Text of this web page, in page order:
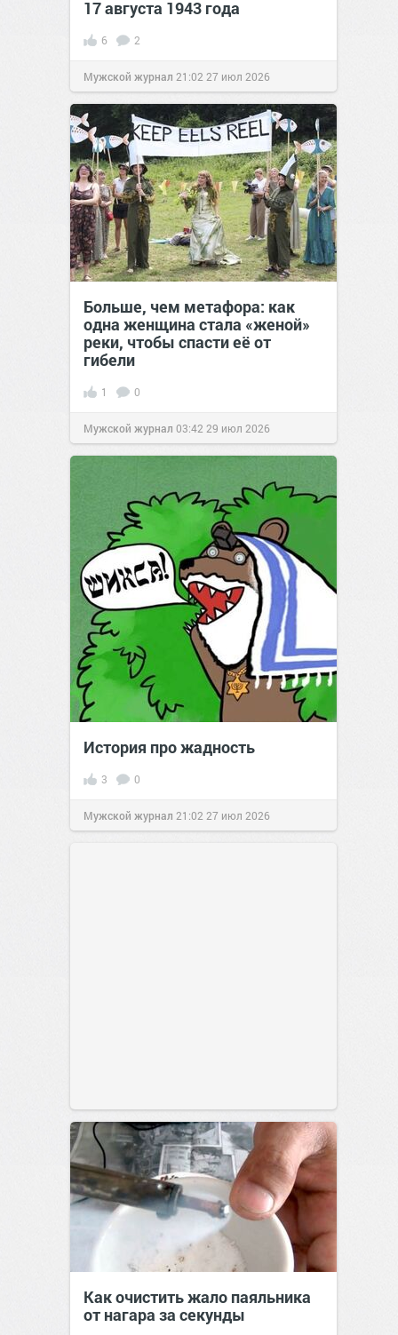
17 августа 1943 года
6 2
Мужской журнал 21:02 27 июл 2026
Больше, чем метафора: как
одна женщина стала «женой»
реки, чтобы спасти её от
гибели
1 0
Мужской журнал 03:42 29 июл 2026
История про жадность
3 0
Мужской журнал 21:02 27 июл 2026
Как очистить жало паяльника
от нагара за секунды